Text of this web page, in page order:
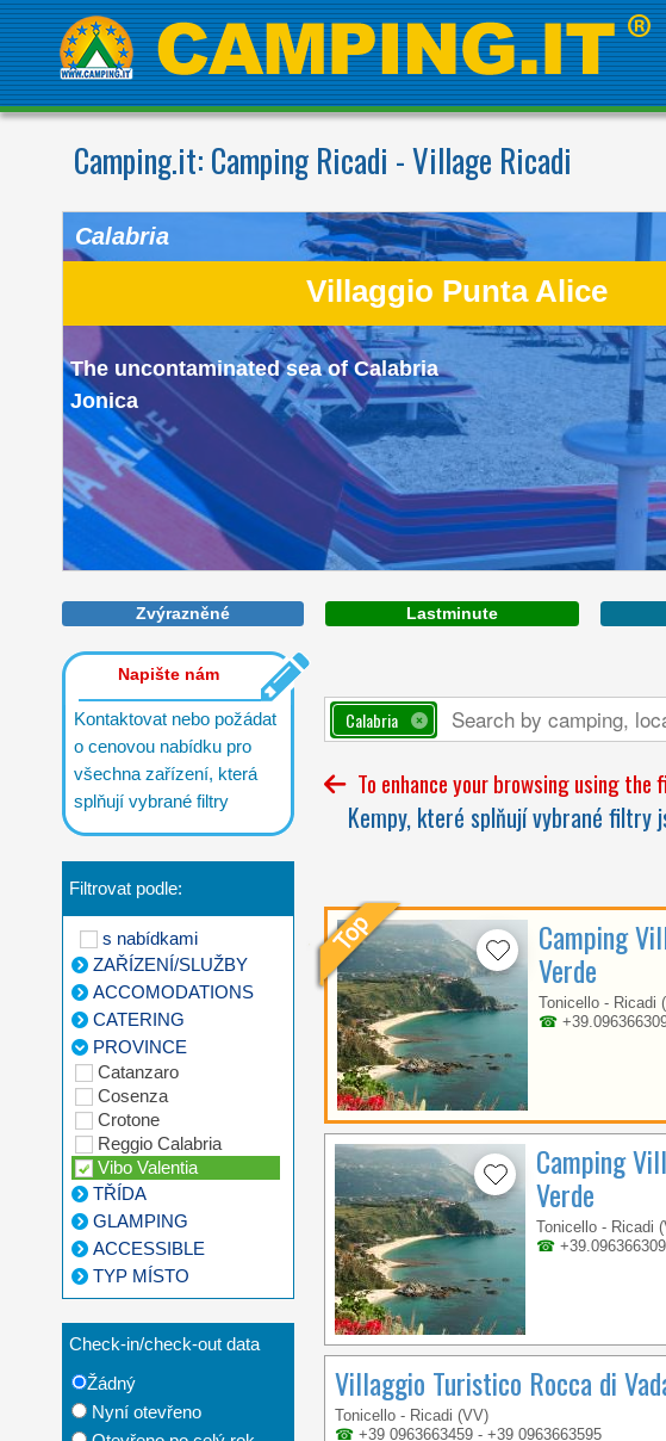
Camping.it: Camping Ricadi - Village Ricadi
Villaggio Punta Alice
Calabria
The uncontaminated sea of Calabria
Jonica
Zvýrazněné Lastminute
Napište nám
Kontaktovat nebo požádat
o cenovou nabídku pro
všechna zařízení, která
splňují vybrané filtry
Filtrovat podle:
s nabídkami
ZAŘÍZENÍ/SLUŽBY
ACCOMODATIONS
CATERING
PROVINCE
Catanzaro
Cosenza
Crotone
Reggio Calabria
Vibo Valentia
TŘÍDA
GLAMPING
ACCESSIBLE
TYP MÍSTO
Check-in/check-out data
Žádný
Nyní otevřeno
Calabria
To enhance your browsing using
Kempy, které splňují vybrané filtry
Camping
Verde
Tonicello - Ricadi
☎
Camping
Verde
Tonicello - Ricadi
☎
Villaggio Turistico Rocca di
Tonicello - Ricadi (VV)
☎ +39 0963663459 - +39 0963663595